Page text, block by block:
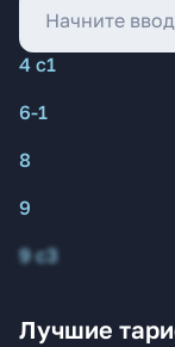
4 с1
6-1
8
9
9 с3
Лучшие